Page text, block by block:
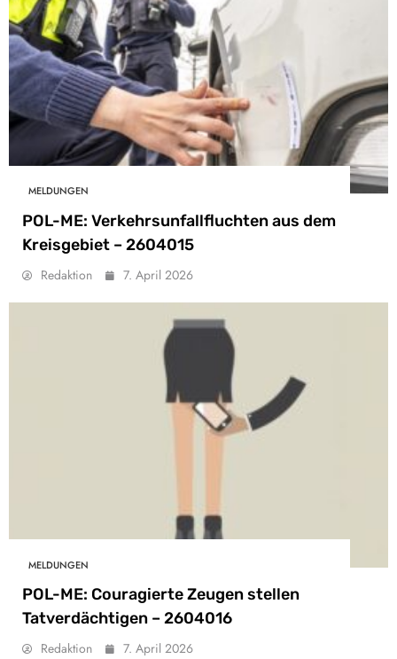
MELDUNGEN
POL-ME: Verkehrsunfallfluchten aus dem
Kreisgebiet – 2604015
Redaktion 7. April 2026
MELDUNGEN
POL-ME: Couragierte Zeugen stellen
Tatverdächtigen – 2604016
Redaktion 7. April 2026